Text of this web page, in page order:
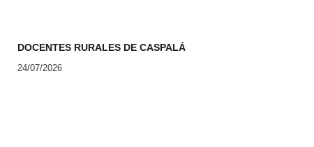
DOCENTES RURALES DE CASPALÁ
24/07/2026